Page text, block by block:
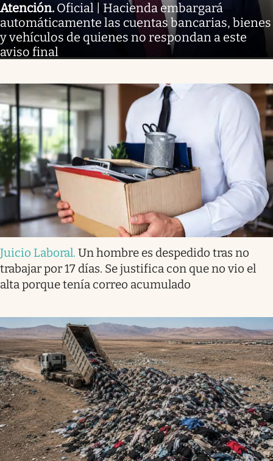
Atención. Oficial | Hacienda embargará
automáticamente las cuentas bancarias, bienes
y vehículos de quienes no respondan a este
aviso final
Juicio Laboral. Un hombre es despedido tras no
trabajar por 17 días. Se justifica con que no vio el
alta porque tenía correo acumulado